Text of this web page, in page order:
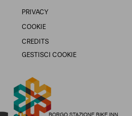
PRIVACY
COOKIE
CREDITS
GESTISCI COOKIE